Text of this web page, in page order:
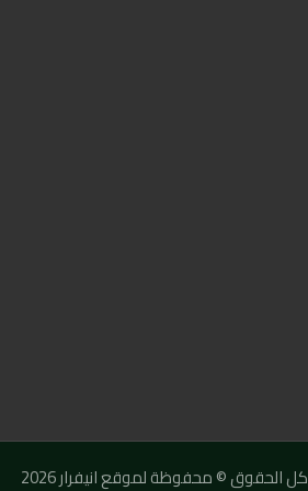
كل الحقوق © محفوظة لموقع انيفرار 2026